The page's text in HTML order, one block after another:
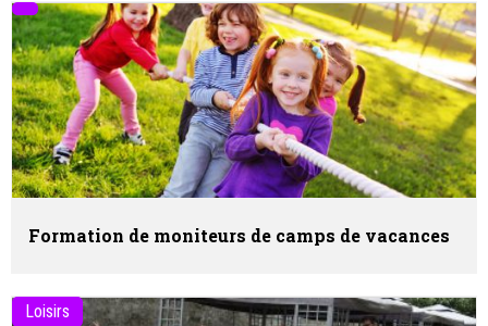
Formation de moniteurs de camps de vacances
Loisirs